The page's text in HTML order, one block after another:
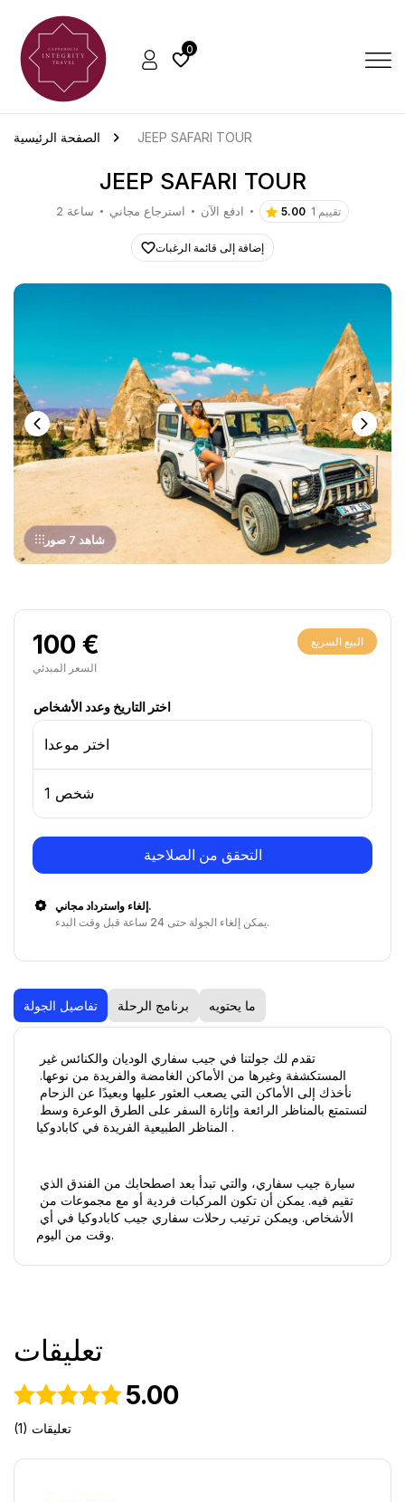
0
الصفحة الرئيسية JEEP SAFARI TOUR
JEEP SAFARI TOUR
2 ساعة استرجاع مجاني ادفع الآن 5.00 1 تقييم
إضافة إلى قائمة الرغبات
شاهد 7 صور
البيع السريع 100 €
السعر المبدئي
اختر التاريخ وعدد الأشخاص
اختر موعدا
1 شخص
التحقق من الصلاحية
إلغاء واسترداد مجاني.
يمكن إلغاء الجولة حتى 24 ساعة قبل وقت البدء.
تفاصيل الجولة برنامج الرحلة ما يحتويه
المناظر الطبيعية الفريدة في كابادوكيا .
وقت من اليوم.
تعليقات
5.00
(1) تعليقات